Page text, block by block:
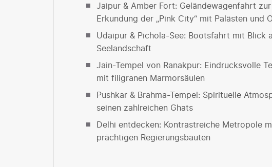
Jaipur & Amber Fort: Geländewagenfahrt
Erkundung der „Pink City“ mit Palästen und
Udaipur & Pichola-See: Bootsfahrt mit Blick
Seelandschaft
Jain-Tempel von Ranakpur: Eindrucksvolle
mit filigranen Marmorsäulen
Pushkar & Brahma-Tempel: Spirituelle
seinen zahlreichen Ghats
Delhi entdecken: Kontrastreiche Metropole
prächtigen Regierungsbauten